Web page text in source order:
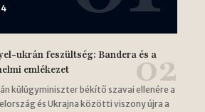
ukrán feszültség: Bandera és a
emlékezet
külügyminiszter békítő szavai ellenére a
és Ukrajna közötti viszony újra a